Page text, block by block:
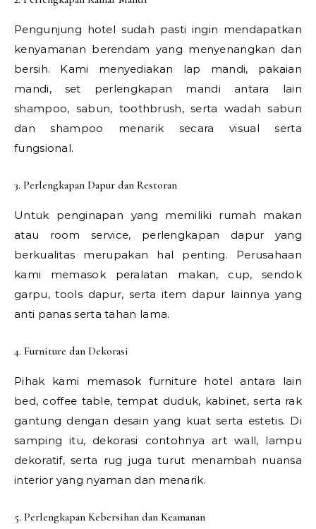
Pengunjung hotel sudah pasti ingin mendapatkan
kenyamanan berendam yang menyenangkan dan
bersih. Kami menyediakan lap mandi, pakaian
mandi, set perlengkapan mandi antara lain
shampoo, sabun, toothbrush, serta wadah sabun
dan shampoo menarik secara visual serta
fungsional.
3. Perlengkapan Dapur dan Restoran
Untuk penginapan yang memiliki rumah makan
atau room service, perlengkapan dapur yang
berkualitas merupakan hal penting. Perusahaan
kami memasok peralatan makan, cup, sendok
garpu, tools dapur, serta item dapur lainnya yang
anti panas serta tahan lama.
4. Furniture dan Dekorasi
Pihak kami memasok furniture hotel antara lain
bed, coffee table, tempat duduk, kabinet, serta rak
gantung dengan desain yang kuat serta estetis. Di
samping itu, dekorasi contohnya art wall, lampu
dekoratif, serta rug juga turut menambah nuansa
interior yang nyaman dan menarik.
5. Perlengkapan Kebersihan dan Keamanan